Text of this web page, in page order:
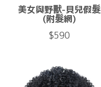
美女與野獸-貝兒假髮
(附髮網)
$590